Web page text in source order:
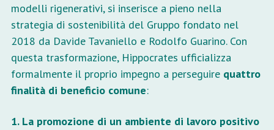
modelli rigenerativi, si inserisce a pieno nella
strategia di sostenibilità del Gruppo fondato nel
2018 da Davide Tavaniello e Rodolfo Guarino. Con
questa trasformazione, Hippocrates ufficializza
formalmente il proprio impegno a perseguire quattro
finalità di beneficio comune:
1. La promozione di un ambiente di lavoro positivo